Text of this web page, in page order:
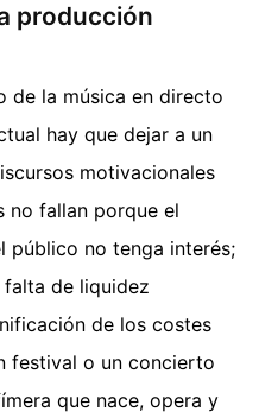
producción
de la música en directo
hay que dejar a un
motivacionales
no fallan porque el
público no tenga interés;
de liquidez
de los costes
festival o un concierto
que nace, opera y